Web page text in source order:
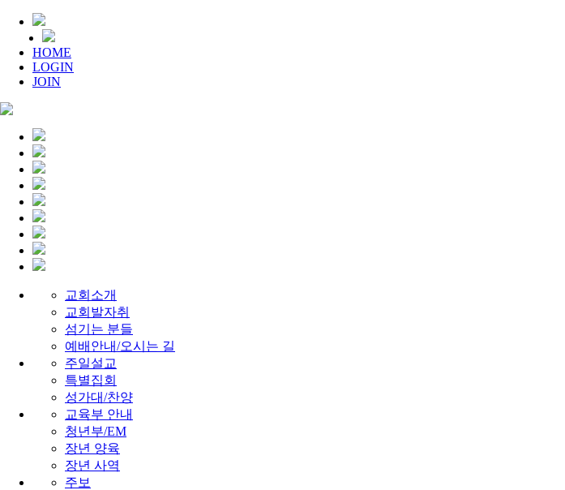
HOME
LOGIN
JOIN
교회소개
교회발자취
섬기는 분들
예배안내/오시는 길
주일설교
특별집회
성가대/찬양
교육부 안내
청년부/EM
장년 양육
장년 사역
주보